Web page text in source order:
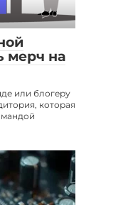
0
мерч на
или блогеру
которая